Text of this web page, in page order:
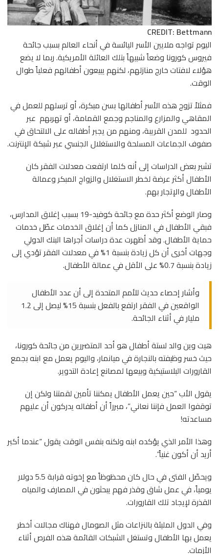
CREDIT: Bettmann
اليوم تواجه ملايين الأسر اليائسة في أنحاء العالم بسبب جائحة
فيروس كورونا وضعاً شبيهاً بتلك العائلة الأمريكية. ربما لا يضع
هؤلاء لافتات خارج منازلهم، لكنهم يبيعون أطفالهم فعلياً طوال
الوقت.
فمثلاً تزوج هذه الأسر أطفالها بسن مبكرة، أو ترسلهم للعمل في
المقاهي والمزارع والمناجم وجمع القمامة، أو تهربهم عبر
الحدود للمدن القريبة، ومنهم من يجبر أطفاله على الالتحاق في
صفوف الجماعات المسلحة والاستغلال الجنسي عبر شبكة الإنترنت.
تشير بعض الدراسات إلى أنه كلما ارتفعت معدلات الفقر كان
الأطفال أكثر عرضة لخطر الاستغلال والزواج المبكر وعمالة
الأطفال والإتجار بهم.
وصار الوضع أكثر حدة مع جائحة كوفيد-19 بسبب إغلاق المدارس،
فبقي الأطفال في المنازل كما أن إغلاق الخدمات عطّل خدمات
حماية الأطفال. وقد أظهرت عدة دراسات أجراها البنك الدولي
وجهات أخرى أن كل زيادة بنسبة 1% في معدلات الفقر تؤدي إلى
زيادة بنسبة 0.7% على الأقل في عمالة الأطفال.
وأشار إحصاء حديث للأمم المتحدة إلى أن عدد الأطفال
الواقعين في الفقر ارتفع بالفعل بنسبة 15% ليصل إلى 1.2
مليار في أثناء الجائحة.
هيت وين والد لستة أطفال هو أحد المتضررين من جائحة كورونا،
حيث خسر وظيفته بالنجارة في ميانمار، واليوم يعمل مع ابنه بجمع
القارورات البلاستيكية وبيعها لمصانع إعادة التدوير.
يقول الأب “حين يعمل الأطفال يمكننا تأمين لقمتنا ولكن إن
توقفوا العمل فإننا نعاني”، مبرراً أن أطفاله يدركون أن عليهم
مساعدته!
وهذا الأمر الذي يؤكده ابنه ولكنه بنفس الوقت يقول “عندما أكبر
أريد أن أكون غنياً”.
ويحصّل الفتى في حال كان محظوظاً مع إخوته قرابة 5.5 دولار
يومياً، في عمل شاق وقذر فهم يبحثون في المصارف والمياه
القذرة لإيجاد تلك القارورات.
وفي الدول المليئة بالنزاعات مثل الصومال فهناك مجالات أخطر
يعمل بها الأطفال وتستغل الشبكات القائمة هذه الفرص أثناء
الأزمات.